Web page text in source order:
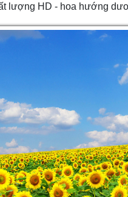
lượng HD - hoa hướng